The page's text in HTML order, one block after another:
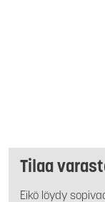
Tilaa
Eikö löydy